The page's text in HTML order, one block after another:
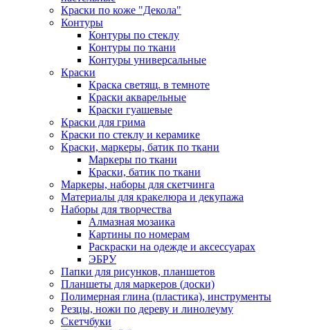
Краски по коже "Декола"
Контуры
Контуры по стеклу
Контуры по ткани
Контуры универсальные
Краски
Краска светящ. в темноте
Краски акварельные
Краски гуашевые
Краски для грима
Краски по стеклу и керамике
Краски, маркеры, батик по ткани
Маркеры по ткани
Краски, батик по ткани
Маркеры, наборы для скетчинга
Материалы для кракелюра и декупажа
Наборы для творчества
Алмазная мозаика
Картины по номерам
Раскраски на одежде и аксессуарах
ЭБРУ
Папки для рисунков, планшетов
Планшеты для маркеров (доски)
Полимерная глина (пластика), инструменты
Резцы, ножи по дереву и линолеуму
Скетчбуки